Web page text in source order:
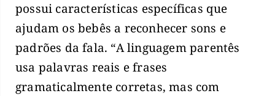
possui características específicas que
ajudam os bebês a reconhecer sons e
padrões da fala. “A linguagem parentês
usa palavras reais e frases
gramaticalmente corretas, mas com